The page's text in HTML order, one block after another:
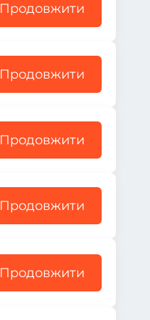
Продовжити
Продовжити
Продовжити
Продовжити
Продовжити